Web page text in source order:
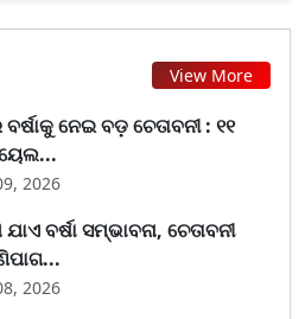
View More
ନେଇ ବଡ଼ ଚେତାବନୀ : ୧୧
2026
ବର୍ଷା ସମ୍ଭାବନା, ଚେତାବନୀ
2026